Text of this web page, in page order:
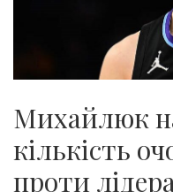
Михайлюк
кількість
проти